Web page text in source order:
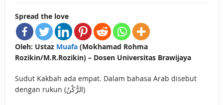
Spread the love
Oleh: Ustaz Muafa(Mokhamad Rohma
Rozikin/M.R.Rozikin) – Dosen Universitas Brawijaya
Sudut Kakbah ada empat. Dalam bahasa Arab disebut
dengan rukun (الرُّكْنُ)